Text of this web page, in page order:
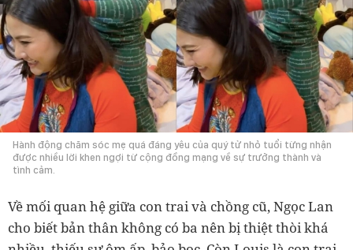
Hành động chăm sóc mẹ quá đáng yêu của quý tử nhỏ tuổi từng nhận
được nhiều lời khen ngợi từ cộng đồng mạng về sự trưởng thành và
tình cảm.
Về mối quan hệ giữa con trai và chồng cũ, Ngọc Lan
cho biết bản thân không có ba nên bị thiệt thòi khá